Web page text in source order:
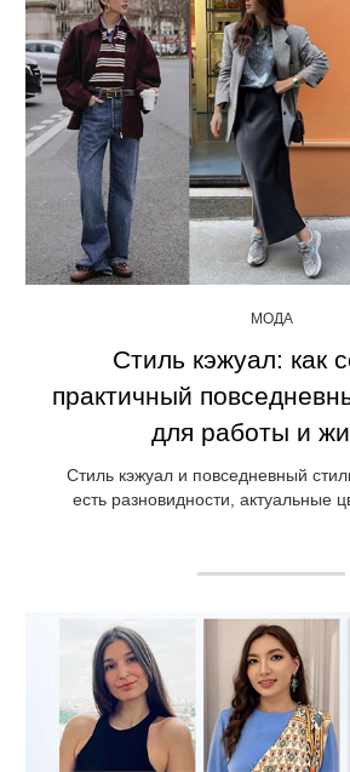
МОДА
Стиль кэжуал: как
практичный
для работы и
Стиль кэжуал и повседневный
есть разновидности, актуальные